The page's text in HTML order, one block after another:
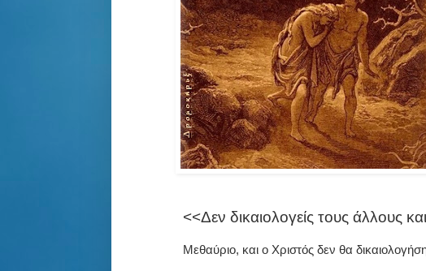
<<Δεν δικαιολογείς τους άλλους
Μεθαύριο, και ο Χριστός δεν θα